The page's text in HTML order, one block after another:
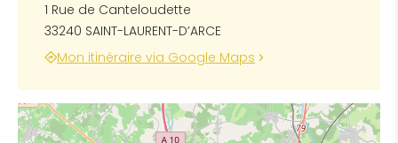
1 Rue de Canteloudette
33240 SAINT-LAURENT-D’ARCE
Mon itinéraire via Google Maps